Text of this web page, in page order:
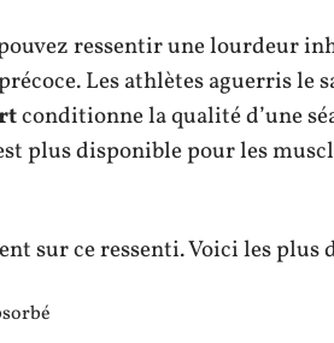
ressentir une lourdeur
Les athlètes aguerris le
conditionne la qualité d’une
plus disponible pour les
sur ce ressenti. Voici les plus